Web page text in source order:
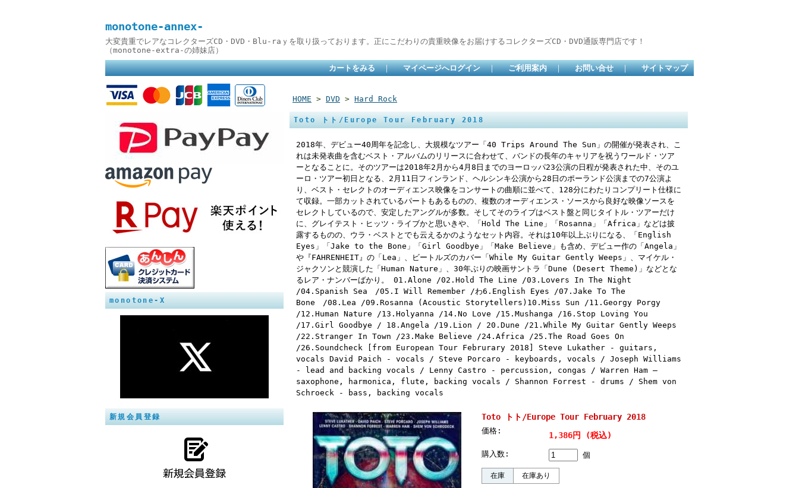
monotone-annex-
大変貴重でレアなコレクターズCD・DVD・Blu-raｙを取り扱っております。正にこだわりの貴重映像をお届けするコレクターズCD・DVD通販専門店です！
（monotone-extra-の姉妹店）
カートをみる ｜ マイページへログイン ｜ ご利用案内 ｜ お問い合せ ｜ サイトマップ
monotone-X
新規会員登録
HOME > DVD > Hard Rock
Toto トト/Europe Tour February 2018
2018年、デビュー40周年を記念し、大規模なツアー「40 Trips Around The Sun」の開催が発表され、こ
れは未発表曲を含むベスト・アルバムのリリースに合わせて、バンドの長年のキャリアを祝うワールド・ツア
ーとなることに。そのツアーは2018年2月から4月8日までのヨーロッパ23公演の日程が発表された中、そのユ
ーロ・ツアー初日となる、2月11日フィンランド、ヘルシンキ公演から28日のポーランド公演までの7公演よ
り、ベスト・セレクトのオーディエンス映像をコンサートの曲順に並べて、128分にわたりコンプリート仕様に
て収録。一部カットされているパートもあるものの、複数のオーディエンス・ソースから良好な映像ソースを
セレクトしているので、安定したアングルが多数。そしてそのライブはベスト盤と同じタイトル・ツアーだけ
に、グレイテスト・ヒッツ・ライブかと思いきや、「Hold The Line」「Rosanna」「Africa」などは披
露するものの、ウラ・ベストとでも云えるかのようなセット内容。それは10年以上ぶりになる、「English
Eyes」「Jake to the Bone」「Girl Goodbye」「Make Believe」も含め、デビュー作の「Angela」
や『FAHRENHEIT』の「Lea」、ビートルズのカバー「While My Guitar Gently Weeps」、マイケル・
ジャクソンと競演した「Human Nature」、30年ぶりの映画サントラ「Dune (Desert Theme)」などとな
るレア・ナンバーばかり。 01.Alone /02.Hold The Line /03.Lovers In The Night
/04.Spanish Sea /05.I Will Remember /わ6.English Eyes /07.Jake To The
Bone /08.Lea /09.Rosanna (Acoustic Storytellers)10.Miss Sun /11.Georgy Porgy
/12.Human Nature /13.Holyanna /14.No Love /15.Mushanga /16.Stop Loving You
/17.Girl Goodbye / 18.Angela /19.Lion / 20.Dune /21.While My Guitar Gently Weeps
/22.Stranger In Town /23.Make Believe /24.Africa /25.The Road Goes On
/26.Soundcheck [from European Tour Februrary 2018] Steve Lukather - guitars,
vocals David Paich - vocals / Steve Porcaro - keyboards, vocals / Joseph Williams
- lead and backing vocals / Lenny Castro - percussion, congas / Warren Ham –
saxophone, harmonica, flute, backing vocals / Shannon Forrest - drums / Shem von
Schroeck - bass, backing vocals
Toto トト/Europe Tour February 2018
価格: 1,386円 (税込)
購入数: 個
在庫 在庫あり